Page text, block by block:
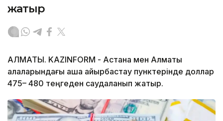
жатыр
АЛМАТЫ. KAZINFORM - Астана мен Алматы
қалаларындағы ақша айырбастау пунктерінде доллар
475– 480 теңгеден саудаланып жатыр.